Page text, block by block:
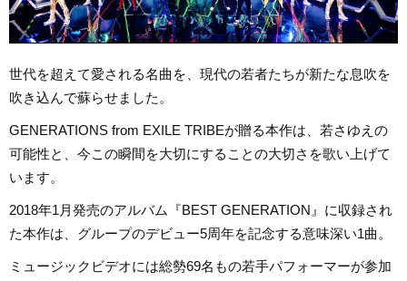
世代を超えて愛される名曲を、現代の若者たちが新たな息吹を
吹き込んで蘇らせました。
GENERATIONS from EXILE TRIBEが贈る本作は、若さゆえの
可能性と、今この瞬間を大切にすることの大切さを歌い上げて
います。
2018年1月発売のアルバム『BEST GENERATION』に収録され
た本作は、グループのデビュー5周年を記念する意味深い1曲。
ミュージックビデオには総勢69名もの若手パフォーマーが参加